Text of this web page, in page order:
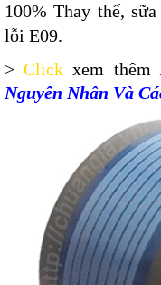
100% Thay thế,
lỗi E09.
>Click xem thêm
Nguyên Nhân Và